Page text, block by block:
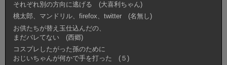
それぞれ別の方向に逃げる (大喜利ちゃん)
桃太郎、マンドリル、firefox、twitter (名無し)
お供たちが替え玉仕込んだの、
まだバレてない (西郷)
コスプレしたがった孫のために
おじいちゃんが何かで手を打った (５)